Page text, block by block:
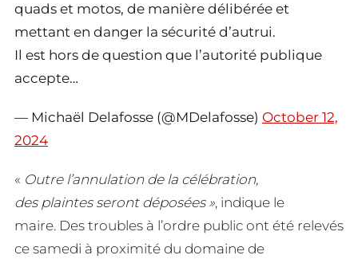
quads et motos, de manière délibérée et
mettant en danger la sécurité d’autrui.
Il est hors de question que l’autorité publique
accepte…
— Michaël Delafosse (@MDelafosse) October 12,
2024
« Outre l’annulation de la célébration,
des plaintes seront déposées », indique le
maire. Des troubles à l’ordre public ont été relevés
ce samedi à proximité du domaine de